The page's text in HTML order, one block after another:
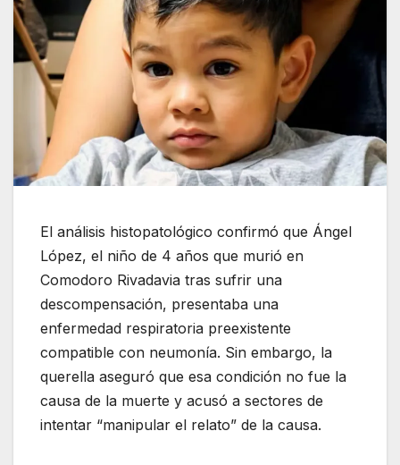
El análisis histopatológico confirmó que Ángel
López, el niño de 4 años que murió en
Comodoro Rivadavia tras sufrir una
descompensación, presentaba una
enfermedad respiratoria preexistente
compatible con neumonía. Sin embargo, la
querella aseguró que esa condición no fue la
causa de la muerte y acusó a sectores de
intentar “manipular el relato” de la causa.